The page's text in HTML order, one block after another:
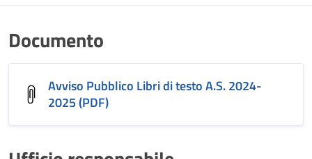
Documento
Avviso Pubblico Libri di testo A.S. 2024-
2025 (PDF)